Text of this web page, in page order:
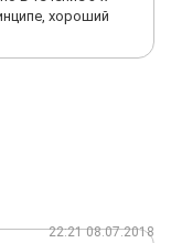
хороший
22:21 08.07.2018